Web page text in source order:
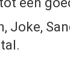
Joke,